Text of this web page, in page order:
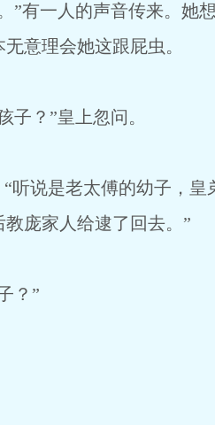
一人的声音传来。她
意理会她这跟屁虫。
？”皇上忽问。
说是老太傅的幼子，皇
庞家人给逮了回去。”
？”